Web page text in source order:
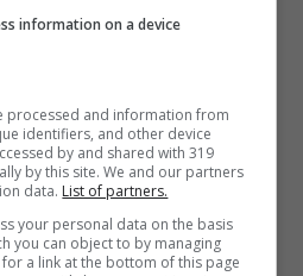
non avevano supporto
sulla “rimodulazione
ai servizi”, Maschietto ha
rimodulati nell’ambito
delle attività
information on a device
processed and information from
identifiers, and other device
by and shared with 319
by this site. We and our partners
data. List of partners.
your personal data on the basis
you can object to by managing
a link at the bottom of this page